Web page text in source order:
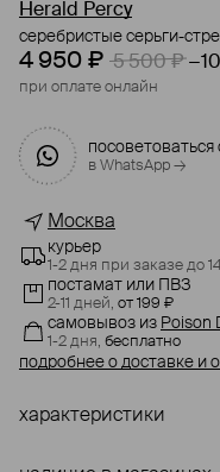
Herald Percy
серебристые серьги-
4 950 ₽ 5 500 ₽
при оплате онлайн
посоветоваться
в WhatsApp →
Москва
курьер
1-2 дня при заказе до
постамат или ПВЗ
2-11 дней, от 199 ₽
самовывоз из Poison
1-2 дня, бесплатно
подробнее о доставке и
характеристики